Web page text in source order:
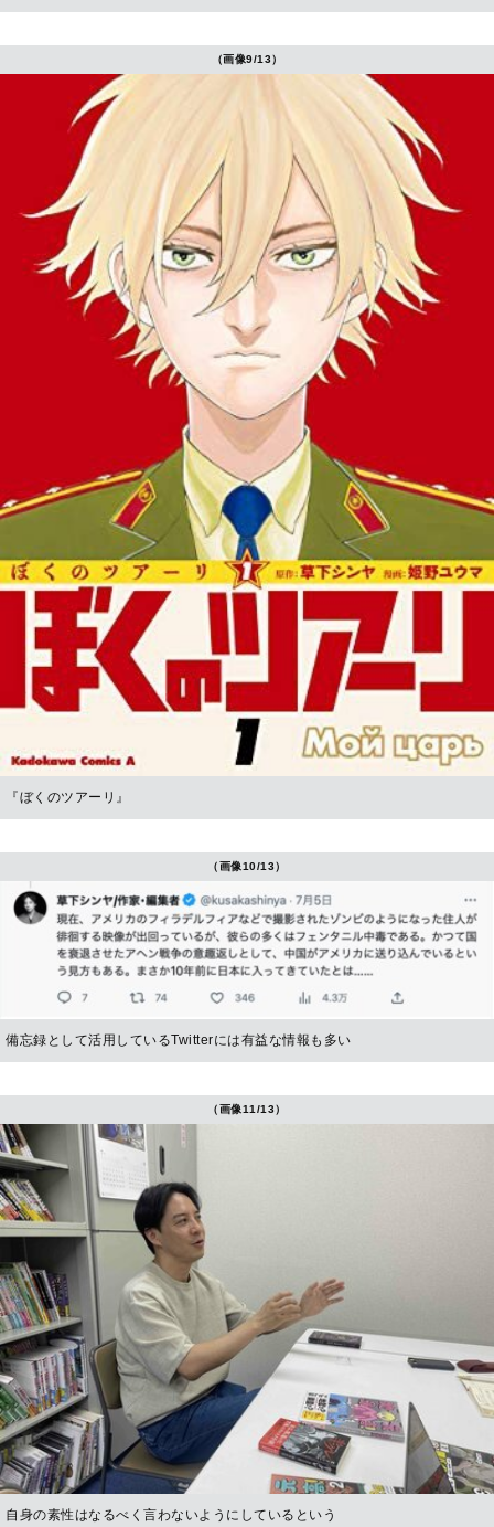
（画像9/13）
『ぼくのツアーリ』
（画像10/13）
備忘録として活用しているTwitterには有益な情報も多い
（画像11/13）
自身の素性はなるべく言わないようにしているという